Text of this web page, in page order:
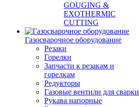
GOUGING &
EXOTHERMIC
CUTTING
Газосварочное оборудование
Резаки
Горелки
Запчасти к резакам и
горелкам
Редукторы
Газовые вентили для сварки
Рукава напорные